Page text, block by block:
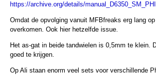
https://archive.org/details/
Omdat de opvolging vanuit MFBfreaks erg lang
overkomen. Ook hier hetzelfde issue.
Het as-gat in beide tandwielen is 0,5mm te klein.
goed te krijgen.
Op Ali staan enorm veel sets voor verschillende